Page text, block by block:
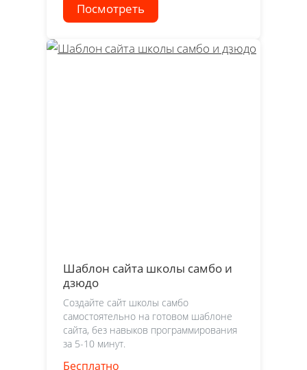
Посмотреть
Шаблон сайта школы самбо и
дзюдо
Создайте сайт школы самбо
самостоятельно на готовом шаблоне
сайта, без навыков программирования
за 5-10 минут.
Бесплатно